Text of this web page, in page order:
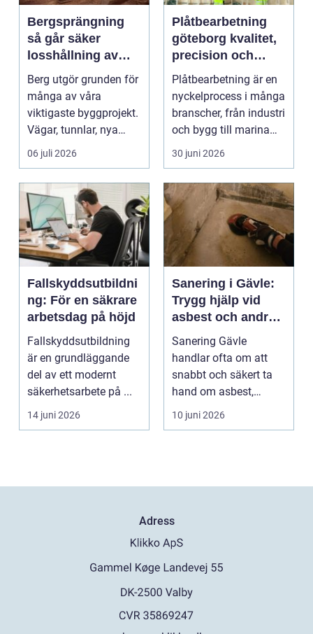
Bergsprängning
så går säker
losshållning av
berg till i praktiken
Berg utgör grunden för
många av våra
viktigaste byggprojekt.
Vägar, tunnlar, nya
bostadsområden och
06 juli 2026
Plåtbearbetning
göteborg kvalitet,
precision och
smarta lösningar
Plåtbearbetning är en
nyckelprocess i många
branscher, från industri
och bygg till marina
miljöer oc...
30 juni 2026
Fallskyddsutbildni
ng: För en säkrare
arbetsdag på höjd
Fallskyddsutbildning
är en grundläggande
del av ett modernt
säkerhetsarbete på ...
14 juni 2026
Sanering i Gävle:
Trygg hjälp vid
asbest och andra
skador
Sanering Gävle
handlar ofta om att
snabbt och säkert ta
hand om asbest,
mögel, brand-...
10 juni 2026
Adress